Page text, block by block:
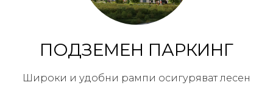
ПОДЗЕМЕН ПАРКИНГ
Широки и удобни рампи осигуряват лесен